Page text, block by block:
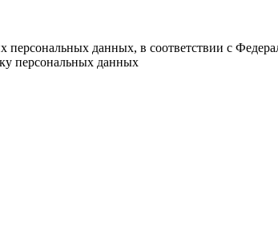
персональных данных, в соответствии с
персональных данных